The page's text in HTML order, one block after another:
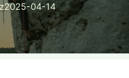
2025-04-14